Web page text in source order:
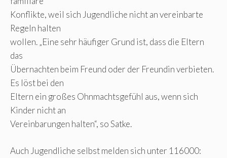
Konflikte, weil sich Jugendliche nicht an vereinbarte
Regeln halten
wollen. „Eine sehr häufiger Grund ist, dass die Eltern
das
Übernachten beim Freund oder der Freundin verbieten.
Es löst bei den
Eltern ein großes Ohnmachtsgefühl aus, wenn sich
Kinder nicht an
Vereinbarungen halten“, so Satke.
Auch Jugendliche selbst melden sich unter 116000: